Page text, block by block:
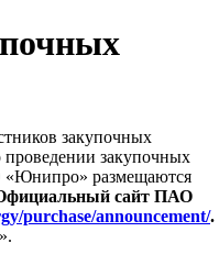
закупочных
проведении закупочных
размещаются
сайт ПАО
purchase/announcement/.